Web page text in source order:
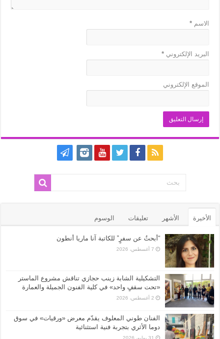
الاسم*
البريد الإلكتروني*
الموقع الإلكتروني
الأخيرة الأشهر تعليقات الوسوم
“أبحثُ عن سفرٍ” للكاتبة آنا ماريا أنطون
7 أغسطس، 2026
التشكيلية الشابة زينب حجازي تناقش مشروع الماستر
«تحت سقفٍ واحد» في كلية الفنون الجميلة والعمارة
2 أغسطس، 2026
الفنان طوني المعلوف يقدّم معرض «ورقيات» في سوق
دوما الأثري بتجربة فنية استثنائية
31 يوليو، 2026